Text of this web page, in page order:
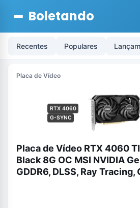
Boletando
Recentes Populares
Placa de Vídeo
RTX 4060
G-SYNC
Placa de Vídeo RTX 4060
Black 8G OC MSI NVIDIA
GDDR6, DLSS, Ray Tracing,